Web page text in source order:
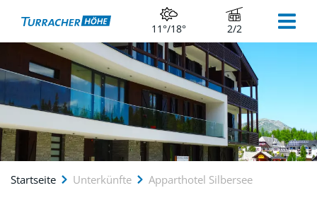
11°/18° 2/2
Startseite Unterkünfte Apparthotel Silbersee